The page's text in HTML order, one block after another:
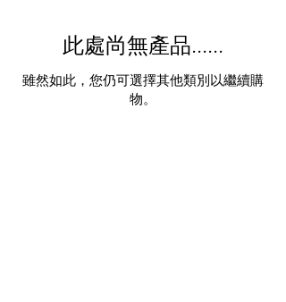
此處尚無產品......
雖然如此，您仍可選擇其他類別以繼續購
物。